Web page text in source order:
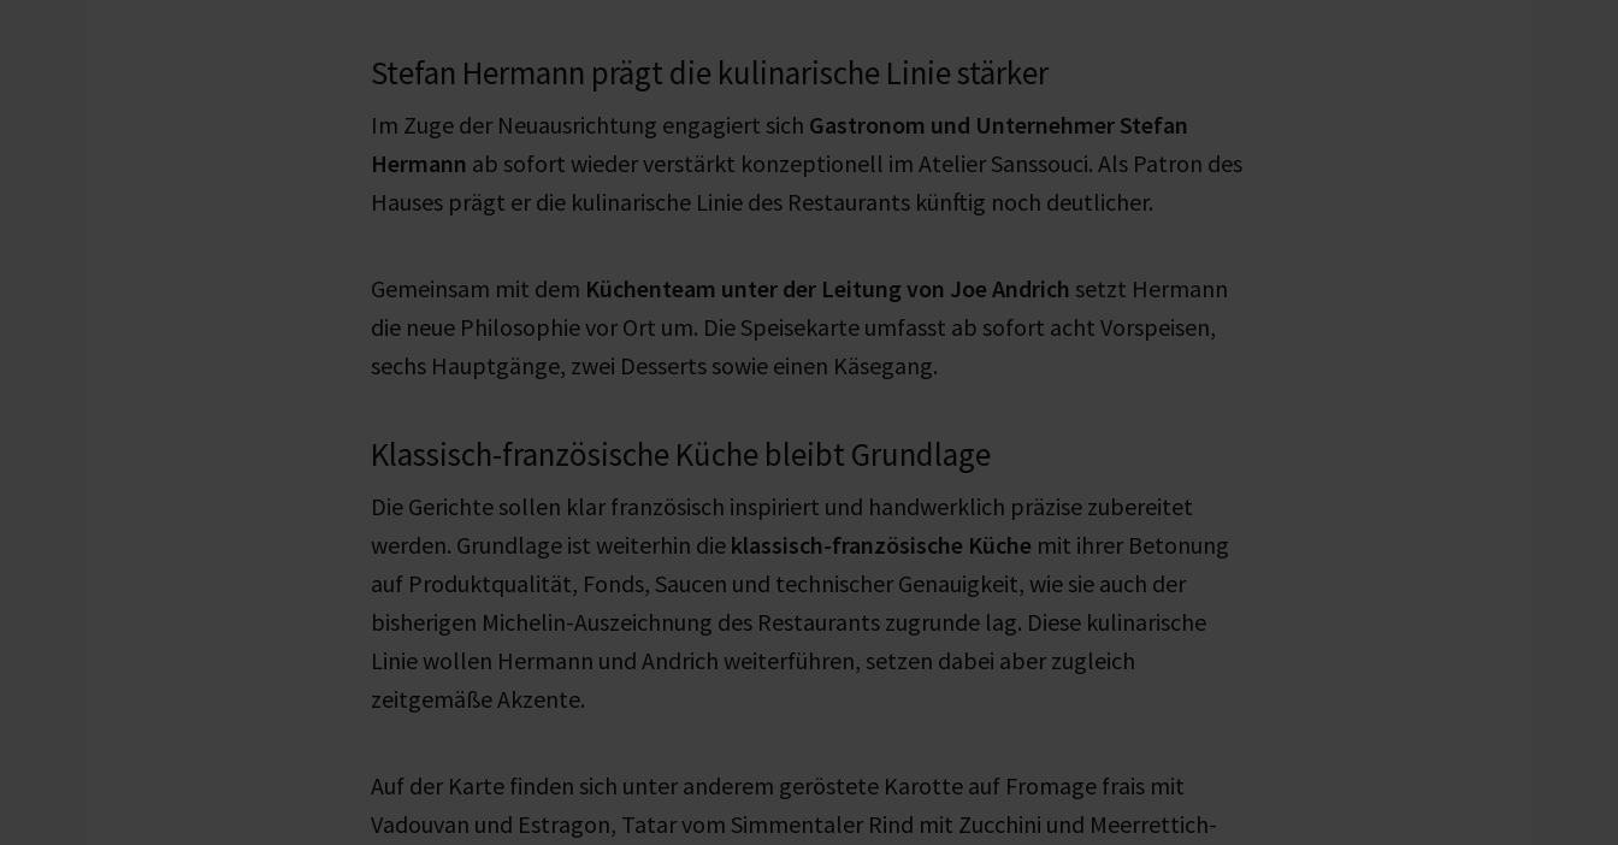
Stefan Hermann prägt die kulinarische Linie stärker
Im Zuge der Neuausrichtung engagiert sich Gastronom und Unternehmer Stefan
Hermann ab sofort wieder verstärkt konzeptionell im Atelier Sanssouci. Als Patron des
Hauses prägt er die kulinarische Linie des Restaurants künftig noch deutlicher.
Gemeinsam mit dem Küchenteam unter der Leitung von Joe Andrich setzt Hermann
die neue Philosophie vor Ort um. Die Speisekarte umfasst ab sofort acht Vorspeisen,
sechs Hauptgänge, zwei Desserts sowie einen Käsegang.
Klassisch-französische Küche bleibt Grundlage
Die Gerichte sollen klar französisch inspiriert und handwerklich präzise zubereitet
werden. Grundlage ist weiterhin die klassisch-französische Küche mit ihrer Betonung
auf Produktqualität, Fonds, Saucen und technischer Genauigkeit, wie sie auch der
bisherigen Michelin-Auszeichnung des Restaurants zugrunde lag. Diese kulinarische
Linie wollen Hermann und Andrich weiterführen, setzen dabei aber zugleich
zeitgemäße Akzente.
Auf der Karte finden sich unter anderem geröstete Karotte auf Fromage frais mit
Vadouvan und Estragon, Tatar vom Simmentaler Rind mit Zucchini und Meerrettich-